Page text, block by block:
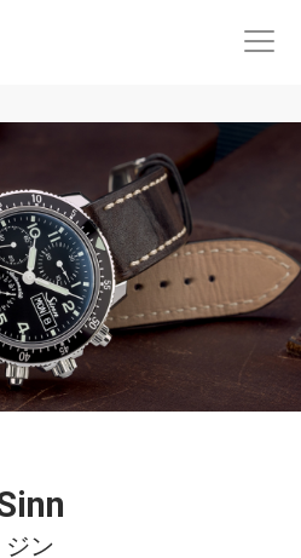
ジン